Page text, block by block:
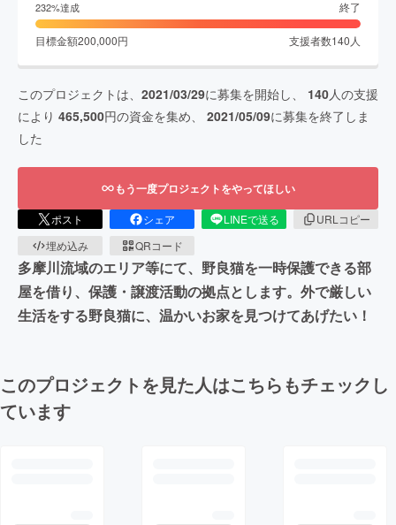
232%達成 終了
目標金額200,000円 支援者数140人
このプロジェクトは、 2021/03/29に募集を開始し、 140人の支援
により 465,500円の資金を集め、 2021/05/09に募集を終了しま
した
もう一度プロジェクトをやってほしい
ポスト シェア LINEで送る
URLコピー
埋め込み
QRコード
多摩川流域のエリア等にて、野良猫を一時保護できる部
屋を借り、保護・譲渡活動の拠点とします。外で厳しい
生活をする野良猫に、温かいお家を見つけてあげたい！
このプロジェクトを見た人はこちらもチェックし
ています